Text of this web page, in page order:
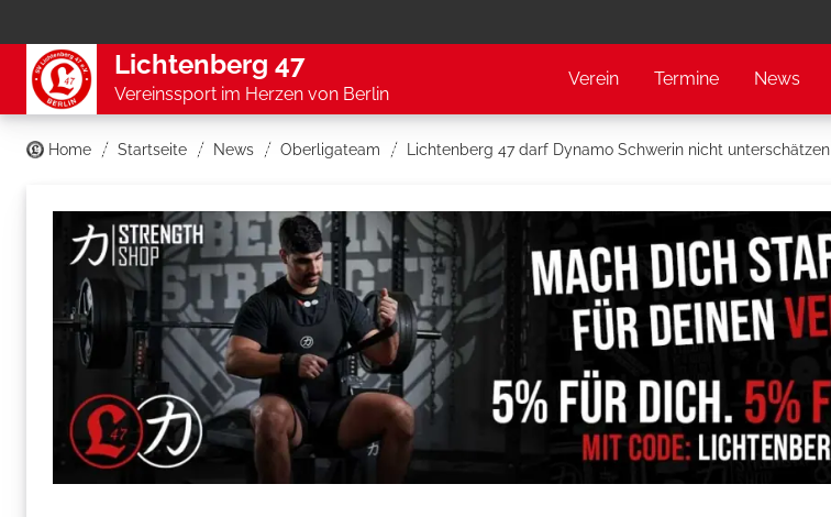
Lichtenberg 47
Vereinssport im Herzen von Berlin
Verein Termine News
Home Startseite News Oberligateam Lichtenberg 47 darf Dynamo Schwerin nicht unterschätzen